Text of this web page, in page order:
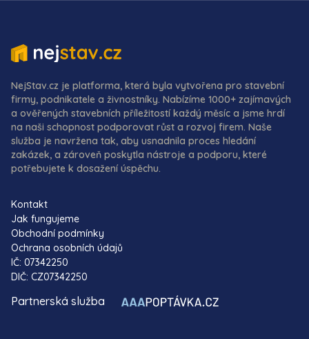
NejStav.cz je platforma, která byla vytvořena pro stavební
firmy, podnikatele a živnostníky. Nabízíme 1000+ zajímavých
a ověřených stavebních příležitostí každý měsíc a jsme hrdí
na naši schopnost podporovat růst a rozvoj firem. Naše
služba je navržena tak, aby usnadnila proces hledání
zakázek, a zároveň poskytla nástroje a podporu, které
potřebujete k dosažení úspěchu.
Kontakt
Jak fungujeme
Obchodní podmínky
Ochrana osobních údajů
IČ: 07342250
DIČ: CZ07342250
Partnerská služba